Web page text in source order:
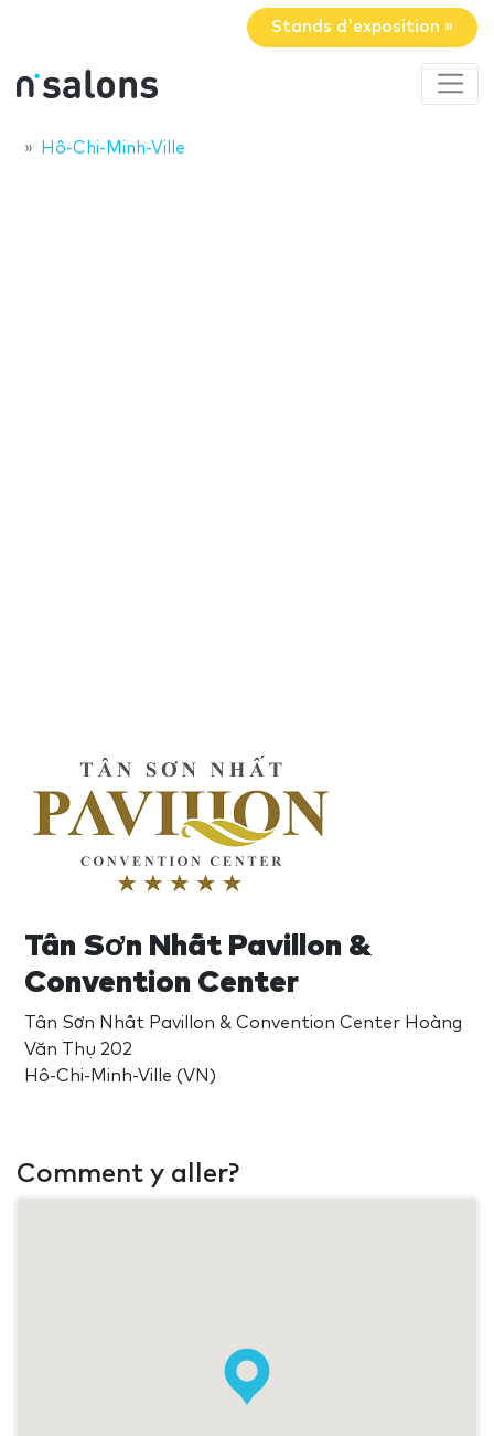
Stands d'exposition »
Hô-Chi-Minh-Ville
Tân Sơn Nhất Pavillon &
Convention Center
Tân Sơn Nhất Pavillon & Convention Center Hoàng
Văn Thụ 202
Hô-Chi-Minh-Ville (VN)
Comment y aller?